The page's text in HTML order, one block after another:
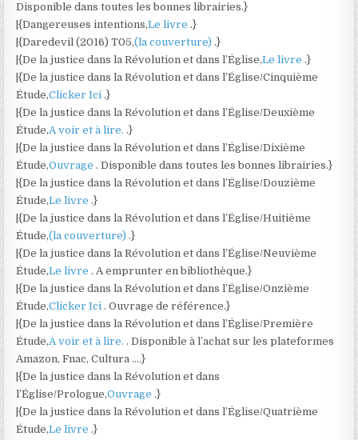
Disponible dans toutes les bonnes librairies.}
|{Dangereuses intentions,Le livre.}
|{Daredevil (2016) T05,(la couverture).}
|{De la justice dans la Révolution et dans l’Église,Le livre.}
|{De la justice dans la Révolution et dans l’Église/Cinquième
Étude,Clicker Ici.}
|{De la justice dans la Révolution et dans l’Église/Deuxième
Étude,A voir et à lire..}
|{De la justice dans la Révolution et dans l’Église/Dixième
Étude,Ouvrage. Disponible dans toutes les bonnes librairies.}
|{De la justice dans la Révolution et dans l’Église/Douzième
Étude,Le livre.}
|{De la justice dans la Révolution et dans l’Église/Huitième
Étude,(la couverture).}
|{De la justice dans la Révolution et dans l’Église/Neuvième
Étude,Le livre. A emprunter en bibliothèque.}
|{De la justice dans la Révolution et dans l’Église/Onzième
Étude,Clicker Ici. Ouvrage de référence.}
|{De la justice dans la Révolution et dans l’Église/Première
Étude,A voir et à lire.. Disponible à l’achat sur les plateformes
Amazon, Fnac, Cultura ….}
|{De la justice dans la Révolution et dans
l’Église/Prologue,Ouvrage.}
|{De la justice dans la Révolution et dans l’Église/Quatrième
Étude,Le livre.}